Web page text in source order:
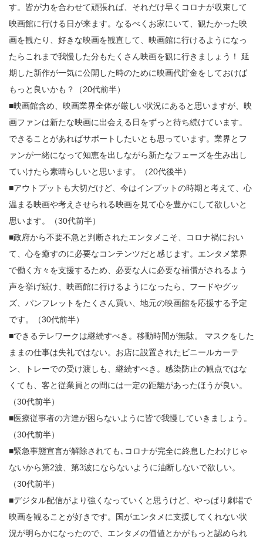
す。皆が力を合わせて頑張れば、それだけ早くコロナが収束して
映画館に行ける日が来ます。なるべくお家にいて、観たかった映
画を観たり、好きな映画を観直して、映画館に行けるようになっ
たらこれまで我慢した分もたくさん映画を観に行きましょう！ 延
期した新作が一気に公開した時のために映画代貯金をしておけば
もっと良いかも？（20代前半）
■映画館含め、映画業界全体が厳しい状況にあると思いますが、映
画ファンは新たな映画に出会える日をずっと待ち続けています。
できることがあればサポートしたいとも思っています。業界とフ
ァンが一緒になって知恵を出しながら新たなフェーズを生み出し
ていけたら素晴らしいと思います。（20代後半）
■アウトプットも大切だけど、今はインプットの時期と考えて、心
温まる映画や考えさせられる映画を見て心を豊かにして欲しいと
思います。（30代前半）
■政府から不要不急と判断されたエンタメこそ、コロナ禍におい
て、心を癒すのに必要なコンテンツだと感じます。エンタメ業界
で働く方々を支援するため、必要な人に必要な補償がされるよう
声を挙げ続け、映画館に行けるようになったら、フードやグッ
ズ、パンフレットをたくさん買い、地元の映画館を応援する予定
です。（30代前半）
■できるテレワークは継続すべき。移動時間が無駄。 マスクをした
ままの仕事は失礼ではない。お店に設置されたビニールカーテ
ン、トレーでの受け渡しも、継続すべき。感染防止の観点ではな
くても、客と従業員との間には一定の距離があったほうが良い。
（30代前半）
■医療従事者の方達が困らないように皆で我慢していきましょう。
（30代前半）
■緊急事態宣言が解除されても､コロナが完全に終息したわけじゃ
ないから第2波、第3波にならないように油断しないで欲しい。
（30代前半）
■デジタル配信がより強くなっていくと思うけど、やっぱり劇場で
映画を観ることが好きです。国がエンタメに支援してくれない状
況が明らかになったので、エンタメの価値とかがもっと認められ